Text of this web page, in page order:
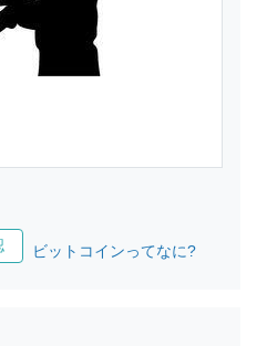
ビットコインってなに?